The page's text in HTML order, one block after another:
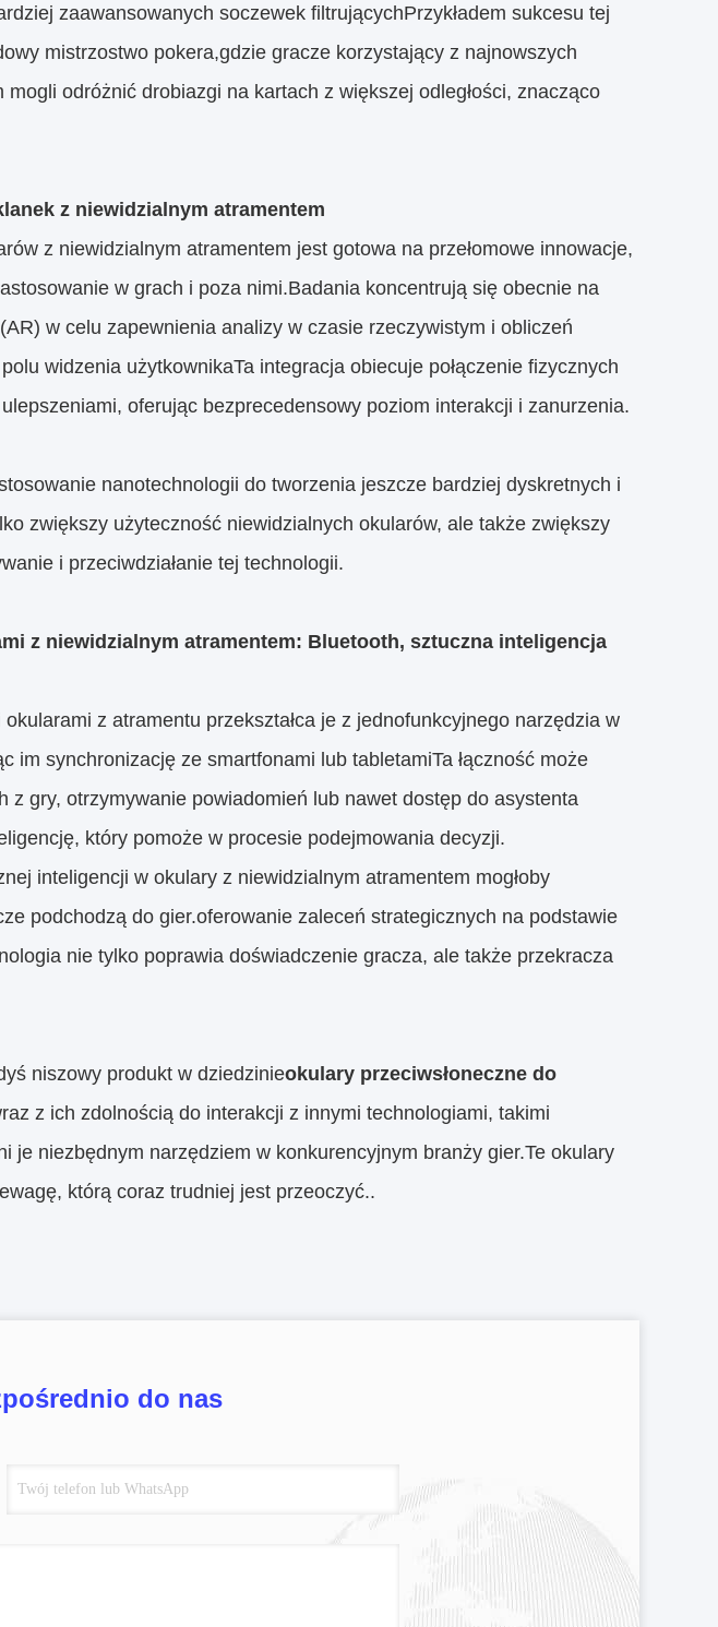
zaawansowanych soczewek filtrującychPrzykładem sukcesu tej
mistrzostwo pokera,gdzie gracze korzystający z najnowszych
odróżnić drobiazgi na kartach z większej odległości, znacząco
z niewidzialnym atramentem
z niewidzialnym atramentem jest gotowa na przełomowe innowacje,
w grach i poza nimi.Badania koncentrują się obecnie na
w celu zapewnienia analizy w czasie rzeczywistym i obliczeń
widzenia użytkownikaTa integracja obiecuje połączenie fizycznych
oferując bezprecedensowy poziom interakcji i zanurzenia.
nanotechnologii do tworzenia jeszcze bardziej dyskretnych i
zwiększy użyteczność niewidzialnych okularów, ale także zwiększy
i przeciwdziałanie tej technologii.
z niewidzialnym atramentem: Bluetooth, sztuczna inteligencja
z atramentu przekształca je z jednofunkcyjnego narzędzia w
im synchronizację ze smartfonami lub tabletamiTa łączność może
z gry, otrzymywanie powiadomień lub nawet dostęp do asystenta
który pomoże w procesie podejmowania decyzji.
inteligencji w okulary z niewidzialnym atramentem mogłoby
podchodzą do gier.oferowanie zaleceń strategicznych na podstawie
nie tylko poprawia doświadczenie gracza, ale także przekracza
niszowy produkt w dziedzinieokulary przeciwsłoneczne do
z ich zdolnością do interakcji z innymi technologiami, takimi
je niezbędnym narzędziem w konkurencyjnym branży gier.Te okulary
którą coraz trudniej jest przeoczyć..
do nas